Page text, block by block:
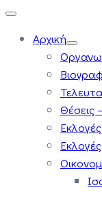
Αρχική
Θέσεις